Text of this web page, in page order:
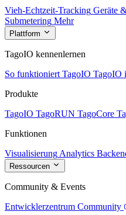
Vieh-Echtzeit-Tracking Geräte
Submetering Mehr
Plattform
TagoIO kennenlernen
So funktioniert TagoIO TagoIO
Produkte
TagoIO TagoRUN TagoCore
Funktionen
Visualisierung Analytics
Ressourcen
Community & Events
Entwicklerzentrum Community